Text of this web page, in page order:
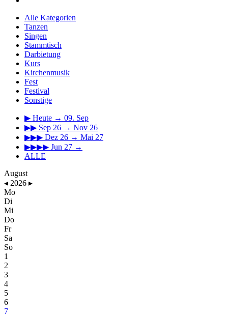
Alle Kategorien
Tanzen
Singen
Stammtisch
Darbietung
Kurs
Kirchenmusik
Fest
Festival
Sonstige
▶ Heute → 09. Sep
▶▶ Sep 26 → Nov 26
▶▶▶ Dez 26 → Mai 27
▶▶▶▶ Jun 27 →
ALLE
August
◂ 2026 ▸
Mo
Di
Mi
Do
Fr
Sa
So
1
2
3
4
5
6
7